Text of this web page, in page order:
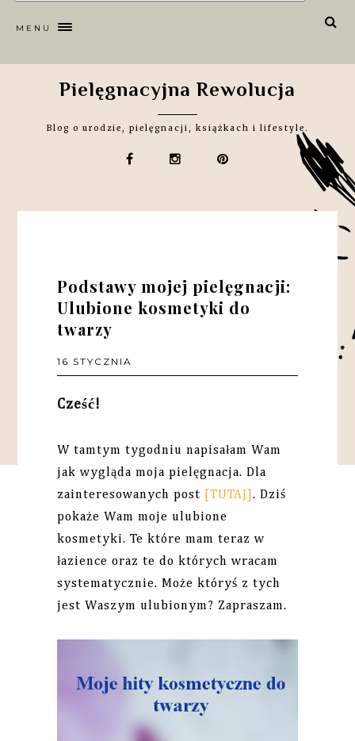
MENU
Pielęgnacyjna Rewolucja
Blog o urodzie, pielęgnacji, książkach i lifestyle.
Podstawy mojej pielęgnacji:
Ulubione kosmetyki do
twarzy
16 STYCZNIA
Cześć!
W tamtym tygodniu napisałam Wam
jak wygląda moja pielęgnacja. Dla
zainteresowanych post
[TUTAJ]. Dziś
pokaże Wam moje ulubione
kosmetyki. Te które mam teraz w
łazience oraz te do których wracam
systematycznie. Może któryś z tych
jest Waszym ulubionym? Zapraszam.